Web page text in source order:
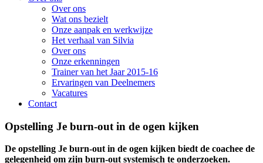
Over ons
Wat ons bezielt
Onze aanpak en werkwijze
Het verhaal van Silvia
Over ons
Onze erkenningen
Trainer van het Jaar 2015-16
Ervaringen van Deelnemers
Vacatures
Contact
Opstelling Je burn-out in de ogen kijken
De opstelling Je burn-out in de ogen kijken biedt de coachee de
gelegenheid om zijn burn-out systemisch te onderzoeken.